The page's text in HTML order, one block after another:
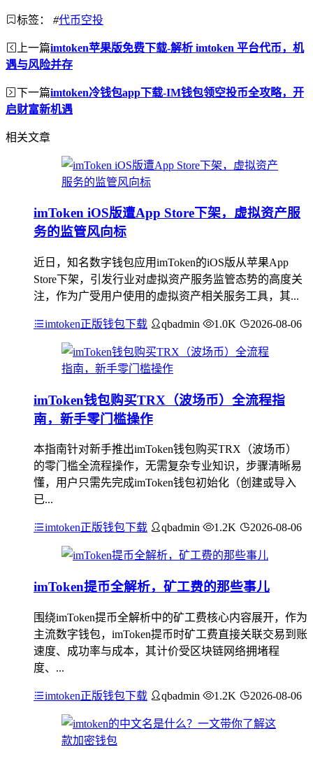
标签： #代币空投
上一篇imtoken苹果版免费下载-解析 imtoken 平台代币，机
遇与风险并存
下一篇imtoken冷钱包app下载-IM钱包领空投币全攻略，开
启财富新机遇
相关文章
imToken iOS版遭App Store下架，虚拟资产服
务的监管风向标
近日，知名数字钱包应用imToken的iOS版从苹果App
Store下架，引发行业对虚拟资产服务监管态势的高度关
注，作为广受用户使用的虚拟资产相关服务工具，其...
imtoken正版钱包下载 qbadmin 1.0K 2026-08-06
imToken钱包购买TRX（波场币）全流程指
南，新手零门槛操作
本指南针对新手推出imToken钱包购买TRX（波场币）
的零门槛全流程操作，无需复杂专业知识，步骤清晰易
懂，用户只需先完成imToken钱包初始化（创建或导入
已...
imtoken正版钱包下载 qbadmin 1.2K 2026-08-06
imToken提币全解析，矿工费的那些事儿
围绕imToken提币全解析中的矿工费核心内容展开，作为
主流数字钱包，imToken提币时矿工费直接关联交易到账
速度、成功率与成本，其计价受区块链网络拥堵程
度、...
imtoken正版钱包下载 qbadmin 1.2K 2026-08-06